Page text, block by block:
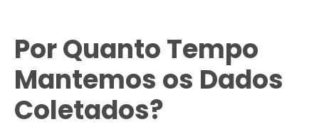
Por Quanto Tempo
Mantemos os Dados
Coletados?